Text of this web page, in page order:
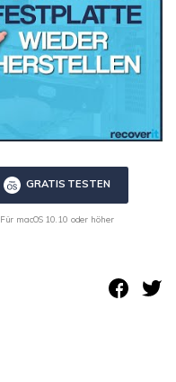
GRATIS TESTEN
Für macOS 10.10 oder höher